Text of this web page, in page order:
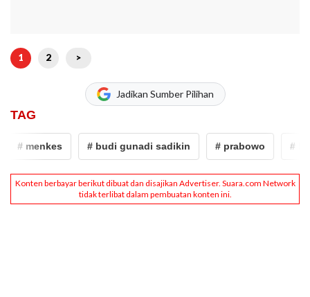
1 2 >
Jadikan Sumber Pilihan
TAG
# menkes # budi gunadi sadikin # prabowo #